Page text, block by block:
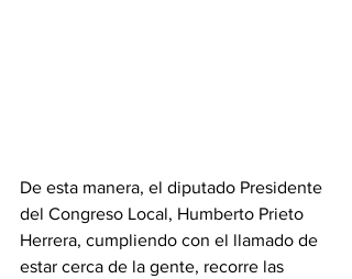
De esta manera, el diputado Presidente
del Congreso Local, Humberto Prieto
Herrera, cumpliendo con el llamado de
estar cerca de la gente, recorre las